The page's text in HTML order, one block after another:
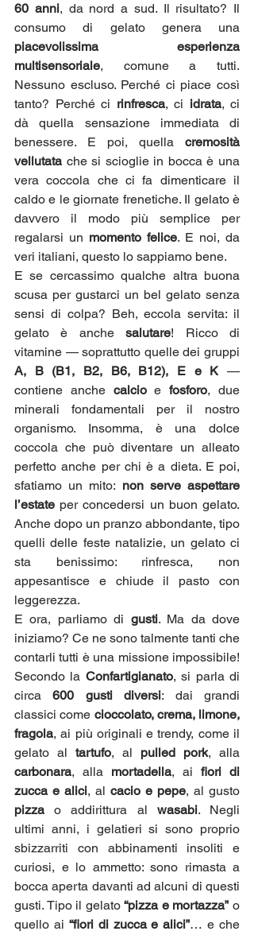
60 anni, da nord a sud. Il risultato? Il
piacevolissima esperienza
multisensoriale, comune a tutti.
Nessuno escluso. Perché ci piace così
tanto? Perché ci rinfresca, ci idrata, ci
dà quella sensazione immediata di
benessere. E poi, quella cremosità
vellutata che si scioglie in bocca è una
vera coccola che ci fa dimenticare il
caldo e le giornate frenetiche. Il gelato è
davvero il modo più semplice per
regalarsi un momento felice. E noi, da
veri italiani, questo lo sappiamo bene.
E se cercassimo qualche altra buona
scusa per gustarci un bel gelato senza
sensi di colpa? Beh, eccola servita: il
gelato è anche salutare! Ricco di
A, B (B1, B2, B6, B12), E e K —
contiene anche calcio e fosforo, due
minerali fondamentali per il nostro
organismo. Insomma, è una dolce
coccola che può diventare un alleato
perfetto anche per chi è a dieta. E poi,
sfatiamo un mito: non serve aspettare
l’estate per concedersi un buon gelato.
Anche dopo un pranzo abbondante, tipo
quelli delle feste natalizie, un gelato ci
sta benissimo: rinfresca, non
appesantisce e chiude il pasto con
leggerezza.
E ora, parliamo di gusti. Ma da dove
iniziamo? Ce ne sono talmente tanti che
contarli tutti è una missione impossibile!
Secondo la Confartigianato, si parla di
circa 600 gusti diversi: dai grandi
classici come cioccolato, crema, limone,
fragola, ai più originali e trendy, come il
gelato al tartufo, al pulled pork
carbonara, alla mortadella, ai fiori di
zucca e alici, al cacio e pepe
pizza o addirittura al wasabi. Negli
ultimi anni, i gelatieri si sono proprio
sbizzarriti con abbinamenti insoliti e
curiosi, e lo ammetto: sono rimasta a
bocca aperta davanti ad alcuni di questi
gusti. Tipo il gelato “pizza e mortazza” o
quello ai “fiori di zucca e alici”… e che